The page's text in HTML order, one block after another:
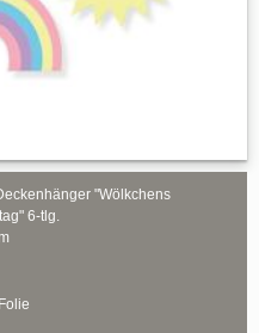
"Wölkchens
6-tlg.